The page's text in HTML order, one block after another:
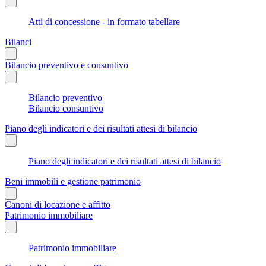
Atti di concessione - in formato tabellare
Bilanci
Bilancio preventivo e consuntivo
Bilancio preventivo
Bilancio consuntivo
Piano degli indicatori e dei risultati attesi di bilancio
Piano degli indicatori e dei risultati attesi di bilancio
Beni immobili e gestione patrimonio
Canoni di locazione e affitto
Patrimonio immobiliare
Patrimonio immobiliare